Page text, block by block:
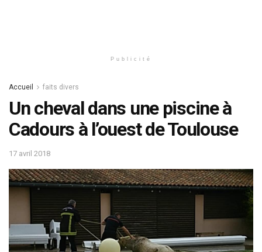
Publicité
Accueil faits divers
Un cheval dans une piscine à
Cadours à l’ouest de Toulouse
17 avril 2018